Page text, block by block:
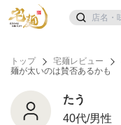
トップ 宅麺レビュー
麺が太いのは賛否あるかも
たう
40代/男性